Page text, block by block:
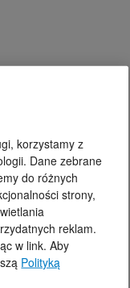
korzystamy z
Dane zebrane
do różnych
strony,
reklam.
w link. Aby
Polityką